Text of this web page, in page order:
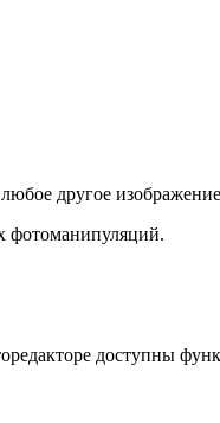
другое
фотоманипуляций.
доступны